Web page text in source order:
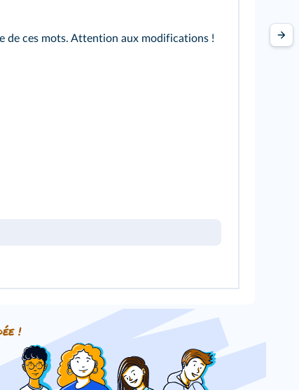
de ces mots. Attention aux modifications !
!